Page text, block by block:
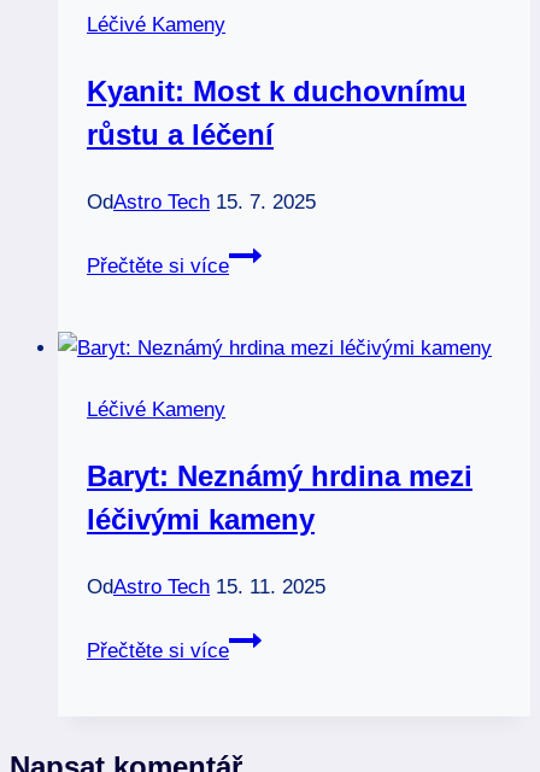
klid
mysli
Léčivé Kameny
Kyanit: Most k duchovnímu
růstu a léčení
OdAstro Tech 15. 7. 2025
Přečtěte si více
Kyanit:
duchovnímu
Léčivé Kameny
Baryt: Neznámý hrdina mezi
léčivými kameny
OdAstro Tech 15. 11. 2025
Přečtěte si více
Baryt: